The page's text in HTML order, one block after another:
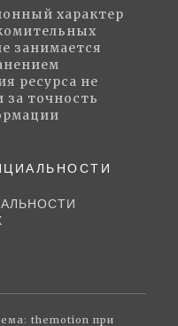
характер
занимается
ресурса не
за точность
themotion при